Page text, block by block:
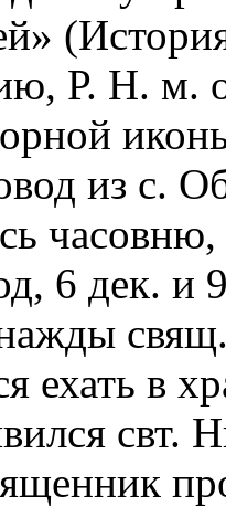
Р. Н. м.
из с.
6 дек. и
ехать в
свт.